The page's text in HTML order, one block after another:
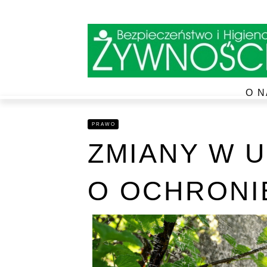
O
PRAWO
ZMIANY W
O